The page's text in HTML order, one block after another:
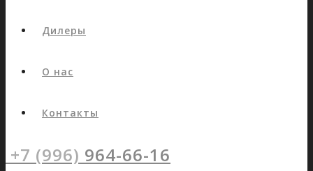
Дилеры
О нас
Контакты
+7 (996) 964-66-16